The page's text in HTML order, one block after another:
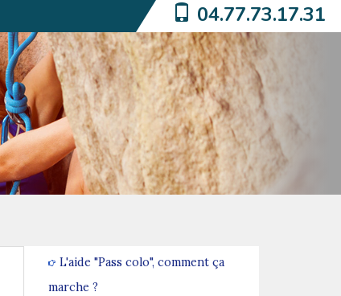
04.77.73.17.31
L'aide "Pass colo", comment ça
marche ?